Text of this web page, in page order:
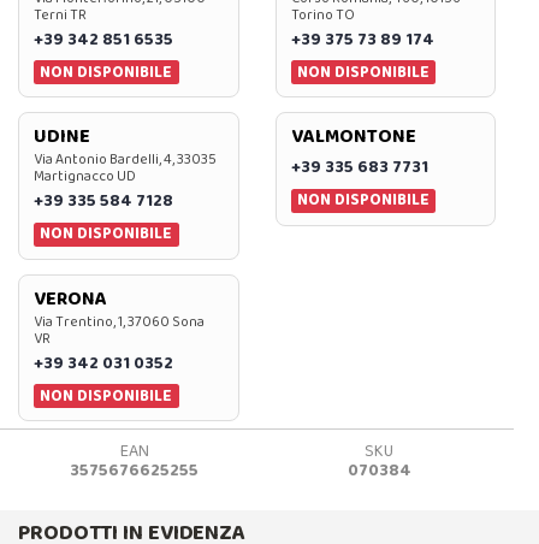
Terni TR
+39 342 851 6535
NON DISPONIBILE
Torino TO
+39 375 73 89 174
NON DISPONIBILE
UDINE
Via Antonio Bardelli, 4, 33035
Martignacco UD
+39 335 584 7128
NON DISPONIBILE
VALMONTONE
+39 335 683 7731
NON DISPONIBILE
VERONA
Via Trentino, 1, 37060 Sona
VR
+39 342 031 0352
NON DISPONIBILE
EAN
3575676625255
SKU
070384
PRODOTTI IN EVIDENZA